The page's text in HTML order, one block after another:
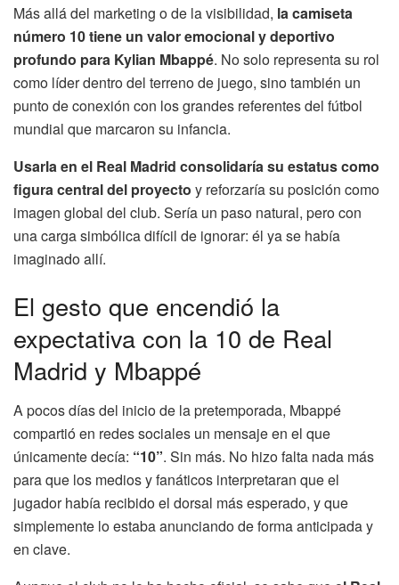
Más allá del marketing o de la visibilidad, la camiseta
número 10 tiene un valor emocional y deportivo
profundo para Kylian Mbappé. No solo representa su rol
como líder dentro del terreno de juego, sino también un
punto de conexión con los grandes referentes del fútbol
mundial que marcaron su infancia.
Usarla en el Real Madrid consolidaría su estatus como
figura central del proyecto y reforzaría su posición como
imagen global del club. Sería un paso natural, pero con
una carga simbólica difícil de ignorar: él ya se había
imaginado allí.
El gesto que encendió la
expectativa con la 10 de Real
Madrid y Mbappé
A pocos días del inicio de la pretemporada, Mbappé
compartió en redes sociales un mensaje en el que
únicamente decía: “10”. Sin más. No hizo falta nada más
para que los medios y fanáticos interpretaran que el
jugador había recibido el dorsal más esperado, y que
simplemente lo estaba anunciando de forma anticipada y
en clave.